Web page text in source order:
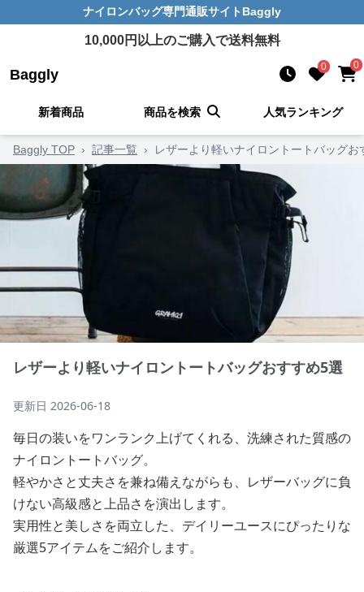
ナイロンバッグ専門通販サイト Baggly
10,000円以上のご購入で送料無料
Baggly 0 0
新着商品 商品を検索 人気ランキング
Baggly TOP › 記事一覧 › レザーより軽いナイロントートバッグお
レザーより軽いナイロントートバッグおすすめ5選
更新日 2026-06-18
毎日の装いをワンランク上げてくれる、洗練された質感の
ナイロントートバッグ。
軽やかさと丈夫さを兼ね備えながらも、レザーバッグに負
けない高級感と上品さを演出します。
実用性と美しさを両立した、デイリーユースにぴったりな
厳選5アイテムをご紹介します。